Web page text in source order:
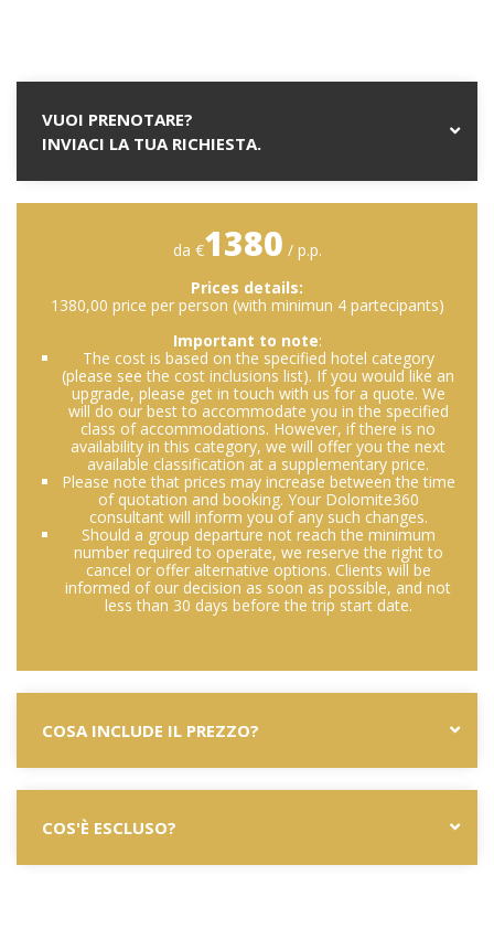
VUOI PRENOTARE?
INVIACI LA TUA RICHIESTA.
da €1380 / p.p.
Prices details:
1380,00 price per person (with minimun 4 partecipants)
Important to note:
The cost is based on the specified hotel category
(please see the cost inclusions list). If you would like an
upgrade, please get in touch with us for a quote. We
will do our best to accommodate you in the specified
class of accommodations. However, if there is no
availability in this category, we will offer you the next
available classification at a supplementary price.
Please note that prices may increase between the time
of quotation and booking. Your Dolomite360
consultant will inform you of any such changes.
Should a group departure not reach the minimum
number required to operate, we reserve the right to
cancel or offer alternative options. Clients will be
informed of our decision as soon as possible, and not
less than 30 days before the trip start date.
COSA INCLUDE IL PREZZO?
COS'È ESCLUSO?